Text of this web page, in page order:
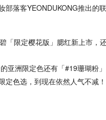
部落客YEONDUKONG推出的联
亚洲限定色还有「#19珊瑚粉
定色选，到现在依然人气不减！